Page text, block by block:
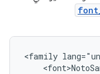
<family